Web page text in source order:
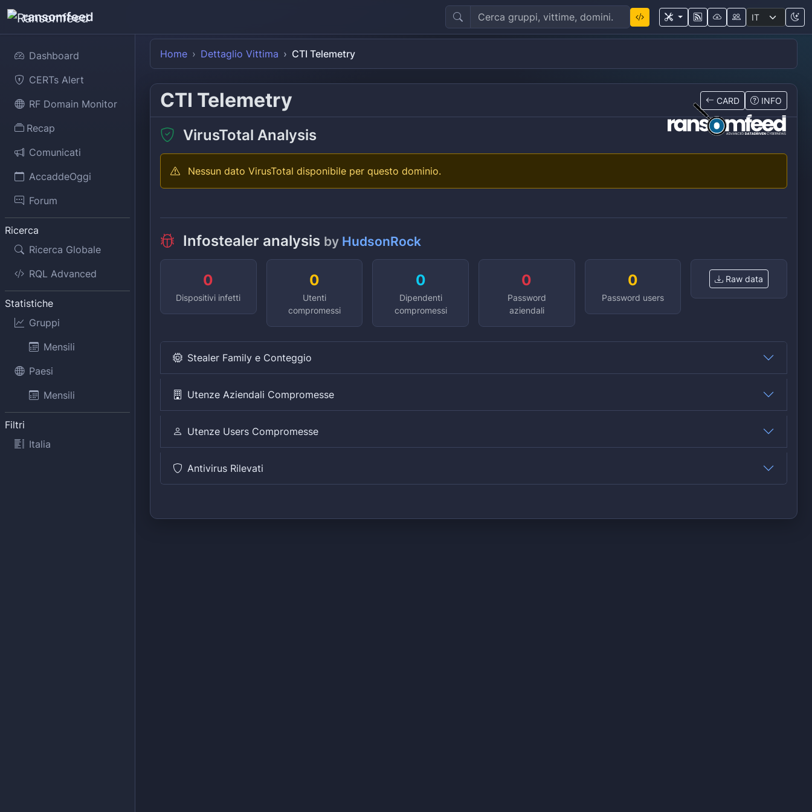
ransomfeed
Dashboard
CERTs Alert
RF Domain Monitor
Recap
Comunicati
AccaddeOggi
Forum
Ricerca
Ricerca Globale
RQL Advanced
Statistiche
Gruppi
Mensili
Paesi
Mensili
Filtri
Italia
Home Dettaglio Vittima CTI Telemetry
CTI Telemetry CARD INFO
VirusTotal Analysis
Nessun dato VirusTotal disponibile per questo dominio.
Infostealer analysis by HudsonRock
0
Dispositivi infetti
0
Utenti
compromessi
0
Dipendenti
compromessi
0
Password
aziendali
0
Password users
Raw data
Stealer Family e Conteggio
Utenze Aziendali Compromesse
Utenze Users Compromesse
Antivirus Rilevati